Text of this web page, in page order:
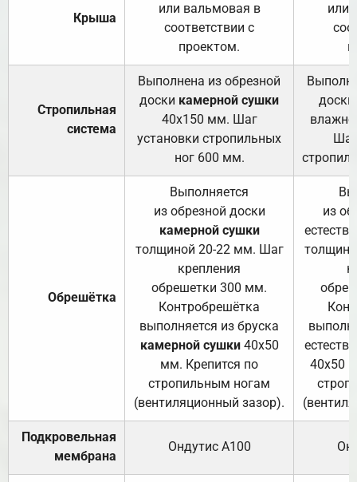
Крыша
или вальмовая в
соответствии с
проектом.
или
Стропильная
система
Выполнена из обрезной
доски камерной сушки
40х150 мм. Шаг
установки стропильных
ног 600 мм.
доски
Обрешётка
Выполняется
из обрезной доски
камерной сушки
толщиной 20-22 мм. Шаг
крепления
обрешетки 300 мм.
Контробрешётка
выполняется из бруска
камерной сушки40х50
мм. Крепится по
стропильным ногам
(вентиляционный зазор).
из
40х50
Подкровельная
мембрана
Ондутис А100